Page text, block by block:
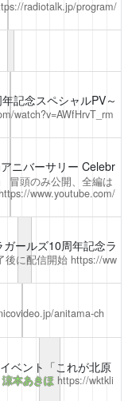
radiotalk.jp/program/
記念スペシャルPV～
watch?v=AWfHrvT_rm
ニバーサリー Celebr
冒頭のみ公開、全編は
https://www.youtube.com/
ガールズ10周年記念ラ
後に配信開始 https://ww
anitama-ch
ベント「これが北原
涼本あきほ https://wktkli